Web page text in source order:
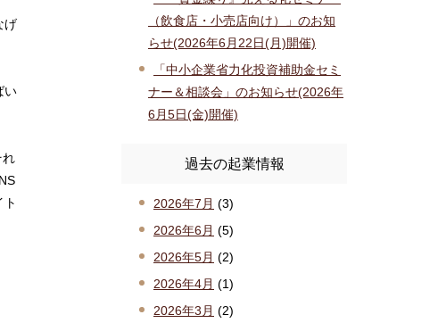
げ
い
れ
（飲食店・小売店向け）」のお知
らせ(2026年6月22日(月)開催)
「中小企業省力化投資補助金セミ
ナー＆相談会」のお知らせ(2026年
6月5日(金)開催)
過去の起業情報
2026年7月 (3)
2026年6月 (5)
2026年5月 (2)
2026年4月 (1)
2026年3月 (2)